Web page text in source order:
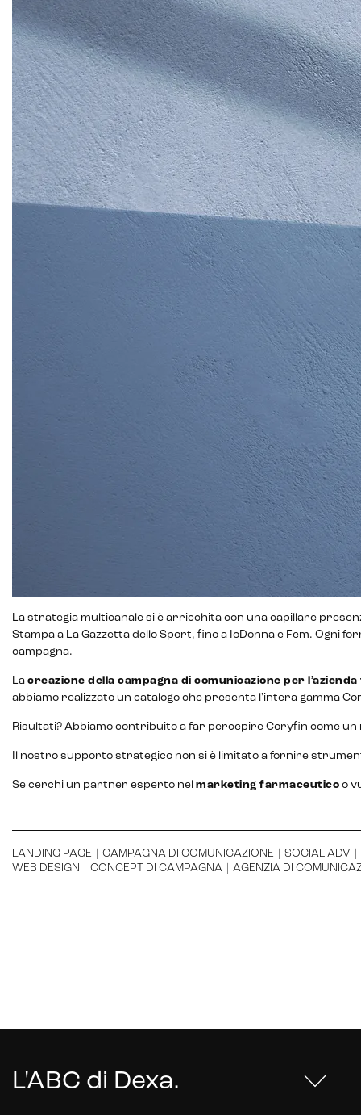
La strategia multicanale si è arricchita con una capillare
Stampa a La Gazzetta dello Sport, fino a IoDonna e Fem.
campagna.
La creazione della campagna di comunicazione per
abbiamo realizzato un catalogo che presenta l'intera gamma
Risultati? Abbiamo contribuito a far percepire Coryfin come
Il nostro supporto strategico non si è limitato a fornire
Se cerchi un partner esperto nel marketing farmaceutico o
LANDING PAGE CAMPAGNA DI COMUNICAZIONE SOCIAL ADV
WEB DESIGN
CONCEPT DI CAMPAGNA AGENZIA DI
L'ABC di Dexa.